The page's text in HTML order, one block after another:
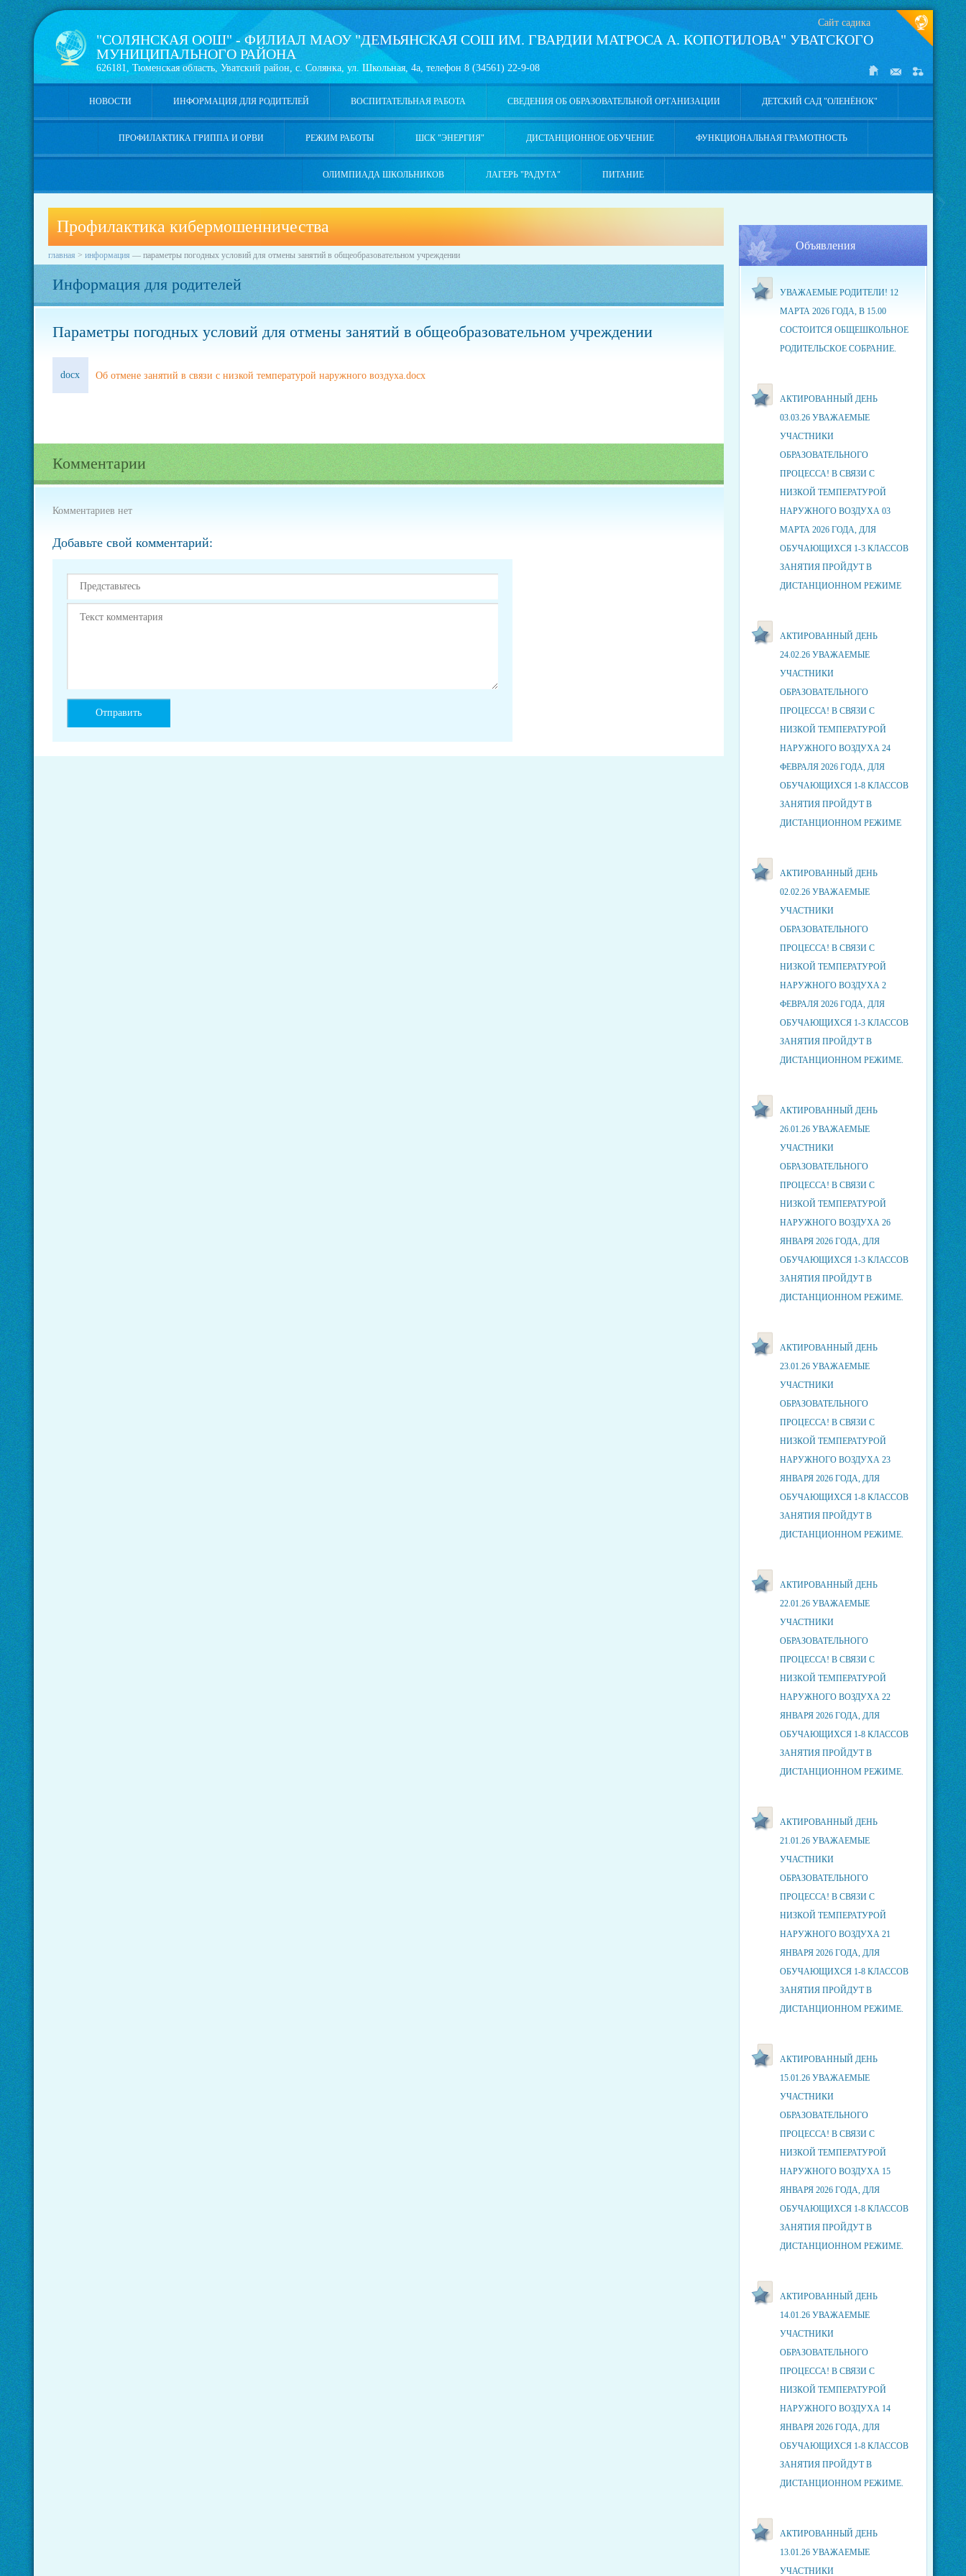
Профилактика кибермошенничества
главная > информация — параметры погодных условий для отмены занятий в общеобразовательном учреждении
Информация для родителей
Параметры погодных условий для отмены занятий в общеобразовательном учреждении
docx Об отмене занятий в связи с низкой температурой наружного воздуха.docx
Комментарии
Комментариев нет
Добавьте свой комментарий:
Объявления
УВАЖАЕМЫЕ РОДИТЕЛИ! 12
МАРТА 2026 ГОДА, В 15.00
СОСТОИТСЯ ОБЩЕШКОЛЬНОЕ
РОДИТЕЛЬСКОЕ СОБРАНИЕ.
АКТИРОВАННЫЙ ДЕНЬ
03.03.26 УВАЖАЕМЫЕ
УЧАСТНИКИ
ОБРАЗОВАТЕЛЬНОГО
ПРОЦЕССА! В СВЯЗИ С
НИЗКОЙ ТЕМПЕРАТУРОЙ
НАРУЖНОГО ВОЗДУХА 03
МАРТА 2026 ГОДА, ДЛЯ
ОБУЧАЮЩИХСЯ 1-3 КЛАССОВ
ЗАНЯТИЯ ПРОЙДУТ В
ДИСТАНЦИОННОМ РЕЖИМЕ
АКТИРОВАННЫЙ ДЕНЬ
24.02.26 УВАЖАЕМЫЕ
УЧАСТНИКИ
ОБРАЗОВАТЕЛЬНОГО
ПРОЦЕССА! В СВЯЗИ С
НИЗКОЙ ТЕМПЕРАТУРОЙ
НАРУЖНОГО ВОЗДУХА 24
ФЕВРАЛЯ 2026 ГОДА, ДЛЯ
ОБУЧАЮЩИХСЯ 1-8 КЛАССОВ
ЗАНЯТИЯ ПРОЙДУТ В
ДИСТАНЦИОННОМ РЕЖИМЕ
АКТИРОВАННЫЙ ДЕНЬ
02.02.26 УВАЖАЕМЫЕ
УЧАСТНИКИ
ОБРАЗОВАТЕЛЬНОГО
ПРОЦЕССА! В СВЯЗИ С
НИЗКОЙ ТЕМПЕРАТУРОЙ
НАРУЖНОГО ВОЗДУХА 2
ФЕВРАЛЯ 2026 ГОДА, ДЛЯ
ОБУЧАЮЩИХСЯ 1-3 КЛАССОВ
ЗАНЯТИЯ ПРОЙДУТ В
ДИСТАНЦИОННОМ РЕЖИМЕ.
АКТИРОВАННЫЙ ДЕНЬ
26.01.26 УВАЖАЕМЫЕ
УЧАСТНИКИ
ОБРАЗОВАТЕЛЬНОГО
ПРОЦЕССА! В СВЯЗИ С
НИЗКОЙ ТЕМПЕРАТУРОЙ
НАРУЖНОГО ВОЗДУХА 26
ЯНВАРЯ 2026 ГОДА, ДЛЯ
ОБУЧАЮЩИХСЯ 1-3 КЛАССОВ
ЗАНЯТИЯ ПРОЙДУТ В
ДИСТАНЦИОННОМ РЕЖИМЕ.
АКТИРОВАННЫЙ ДЕНЬ
23.01.26 УВАЖАЕМЫЕ
УЧАСТНИКИ
ОБРАЗОВАТЕЛЬНОГО
ПРОЦЕССА! В СВЯЗИ С
НИЗКОЙ ТЕМПЕРАТУРОЙ
НАРУЖНОГО ВОЗДУХА 23
ЯНВАРЯ 2026 ГОДА, ДЛЯ
ОБУЧАЮЩИХСЯ 1-8 КЛАССОВ
ЗАНЯТИЯ ПРОЙДУТ В
ДИСТАНЦИОННОМ РЕЖИМЕ.
АКТИРОВАННЫЙ ДЕНЬ
22.01.26 УВАЖАЕМЫЕ
УЧАСТНИКИ
ОБРАЗОВАТЕЛЬНОГО
ПРОЦЕССА! В СВЯЗИ С
НИЗКОЙ ТЕМПЕРАТУРОЙ
НАРУЖНОГО ВОЗДУХА 22
ЯНВАРЯ 2026 ГОДА, ДЛЯ
ОБУЧАЮЩИХСЯ 1-8 КЛАССОВ
ЗАНЯТИЯ ПРОЙДУТ В
ДИСТАНЦИОННОМ РЕЖИМЕ.
АКТИРОВАННЫЙ ДЕНЬ
21.01.26 УВАЖАЕМЫЕ
УЧАСТНИКИ
ОБРАЗОВАТЕЛЬНОГО
ПРОЦЕССА! В СВЯЗИ С
НИЗКОЙ ТЕМПЕРАТУРОЙ
НАРУЖНОГО ВОЗДУХА 21
ЯНВАРЯ 2026 ГОДА, ДЛЯ
ОБУЧАЮЩИХСЯ 1-8 КЛАССОВ
ЗАНЯТИЯ ПРОЙДУТ В
ДИСТАНЦИОННОМ РЕЖИМЕ.
АКТИРОВАННЫЙ ДЕНЬ
15.01.26 УВАЖАЕМЫЕ
УЧАСТНИКИ
ОБРАЗОВАТЕЛЬНОГО
ПРОЦЕССА! В СВЯЗИ С
НИЗКОЙ ТЕМПЕРАТУРОЙ
НАРУЖНОГО ВОЗДУХА 15
ЯНВАРЯ 2026 ГОДА, ДЛЯ
ОБУЧАЮЩИХСЯ 1-8 КЛАССОВ
ЗАНЯТИЯ ПРОЙДУТ В
ДИСТАНЦИОННОМ РЕЖИМЕ.
АКТИРОВАННЫЙ ДЕНЬ
14.01.26 УВАЖАЕМЫЕ
УЧАСТНИКИ
ОБРАЗОВАТЕЛЬНОГО
ПРОЦЕССА! В СВЯЗИ С
НИЗКОЙ ТЕМПЕРАТУРОЙ
НАРУЖНОГО ВОЗДУХА 14
ЯНВАРЯ 2026 ГОДА, ДЛЯ
ОБУЧАЮЩИХСЯ 1-8 КЛАССОВ
ЗАНЯТИЯ ПРОЙДУТ В
ДИСТАНЦИОННОМ РЕЖИМЕ.
АКТИРОВАННЫЙ ДЕНЬ
13.01.26 УВАЖАЕМЫЕ
УЧАСТНИКИ
"СОЛЯНСКАЯ ООШ" - ФИЛИАЛ МАОУ "ДЕМЬЯНСКАЯ СОШ ИМ. ГВАРДИИ МАТРОСА А. КОПОТИЛОВА" УВАТСКОГО
МУНИЦИПАЛЬНОГО РАЙОНА
626181, Тюменская область, Уватский район, с. Солянка, ул. Школьная, 4а, телефон 8 (34561) 22-9-08
Сайт садика
НОВОСТИ ИНФОРМАЦИЯ ДЛЯ РОДИТЕЛЕЙ ВОСПИТАТЕЛЬНАЯ РАБОТА СВЕДЕНИЯ ОБ ОБРАЗОВАТЕЛЬНОЙ ОРГАНИЗАЦИИ ДЕТСКИЙ САД "ОЛЕНЁНОК"
ПРОФИЛАКТИКА ГРИППА И ОРВИ РЕЖИМ РАБОТЫ ШСК "ЭНЕРГИЯ" ДИСТАНЦИОННОЕ ОБУЧЕНИЕ ФУНКЦИОНАЛЬНАЯ ГРАМОТНОСТЬ
ОЛИМПИАДА ШКОЛЬНИКОВ ЛАГЕРЬ "РАДУГА" ПИТАНИЕ